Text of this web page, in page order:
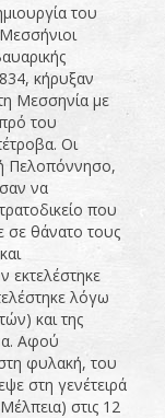
του
κήρυξαν
Μεσσηνία με
του
Οι
Πελοπόννησο,
να
που
σε θάνατο τους
λόγω
και της
Αφού
φυλακή, του
στη γενέτειρά
στις 12